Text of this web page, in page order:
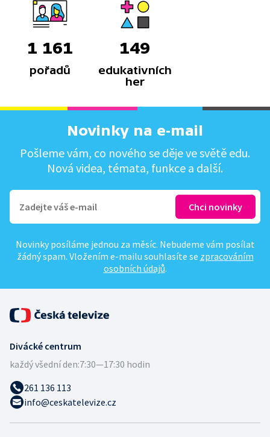
1 161
pořadů
149
edukativních
her
Novinky na e-mail
Pošleme vám, co nového se děje ve světě edu.
Nová videa, témata, funkce a další.
Novinky posíláme jednou za měsíc. Nebudeme vám posílat
žádný spam. Vložením e-mailu souhlasíte se zpracováním
osobních údajů.